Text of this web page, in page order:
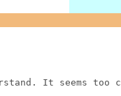
It seems